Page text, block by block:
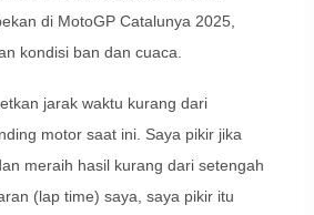
di MotoGP Catalunya 2025,
kondisi ban dan cuaca.
jarak waktu kurang dari
motor saat ini. Saya pikir jika
meraih hasil kurang dari setengah
(lap time) saya, saya pikir itu